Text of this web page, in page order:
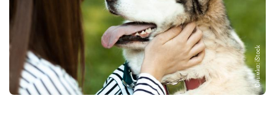
Снимка: iStock